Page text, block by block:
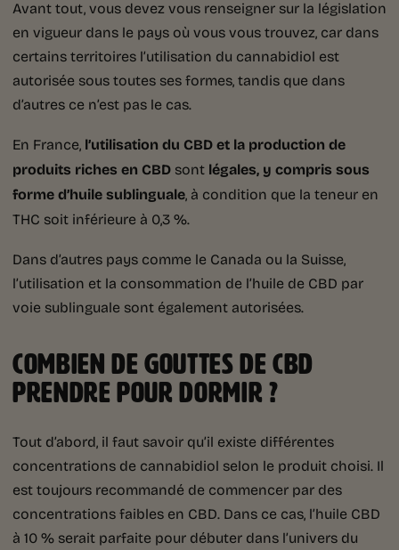
Avant tout, vous devez vous renseigner sur la législation
en vigueur dans le pays où vous vous trouvez, car dans
certains territoires l’utilisation du cannabidiol est
autorisée sous toutes ses formes, tandis que dans
d’autres ce n’est pas le cas.
En France, l’utilisation du CBD et la production de
produits riches en CBD sont légales, y compris sous
forme d’huile sublinguale, à condition que la teneur en
THC soit inférieure à 0,3 %.
Dans d’autres pays comme le Canada ou la Suisse,
l’utilisation et la consommation de l’huile de CBD par
voie sublinguale sont également autorisées.
COMBIEN DE GOUTTES DE CBD
PRENDRE POUR DORMIR ?
Tout d’abord, il faut savoir qu’il existe différentes
concentrations de cannabidiol selon le produit choisi. Il
est toujours recommandé de commencer par des
concentrations faibles en CBD. Dans ce cas, l’huile CBD
à 10 % serait parfaite pour débuter dans l’univers du